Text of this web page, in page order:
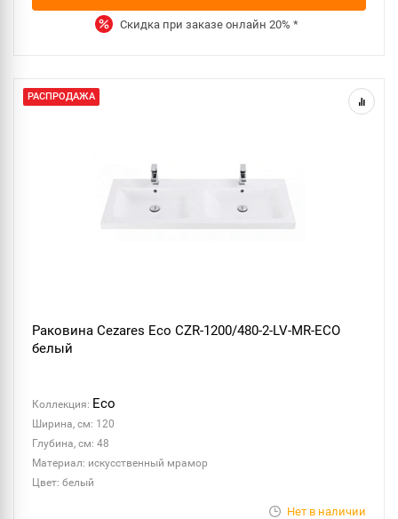
Скидка при заказе онлайн 20% *
РАСПРОДАЖА
Раковина Cezares Eco CZR-1200/480-2-LV-MR-ECO
белый
Коллекция: Eco
Ширина, см: 120
Глубина, см: 48
Материал: искусственный мрамор
Цвет: белый
Нет в наличии